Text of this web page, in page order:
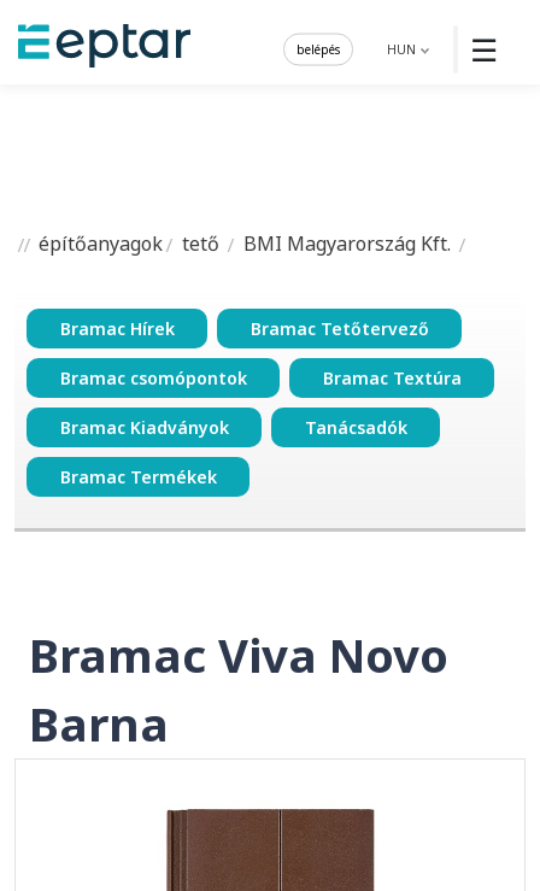
☰
HUN
belépés
építőanyagok tető BMI Magyarország Kft.
Bramac Hírek Bramac Tetőtervező
Bramac csomópontok Bramac Textúra
Bramac Kiadványok Tanácsadók
Bramac Termékek
Bramac Viva Novo
Barna